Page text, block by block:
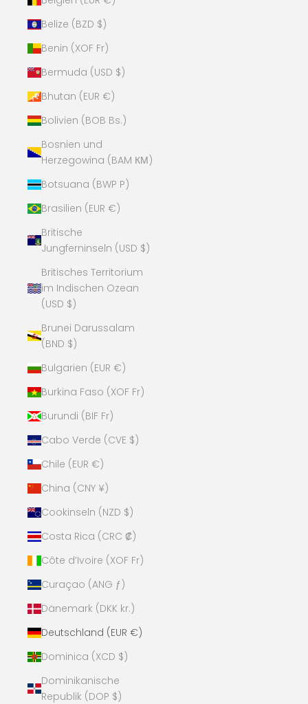
Belize (BZD $)
Benin (XOF Fr)
Bermuda (USD $)
Bhutan (EUR €)
Bolivien (BOB Bs.)
Bosnien und
Herzegowina (BAM КМ)
Botsuana (BWP P)
Brasilien (EUR €)
Britische
Jungferninseln (USD $)
Britisches Territorium
im Indischen Ozean
(USD $)
Brunei Darussalam
(BND $)
Bulgarien (EUR €)
Burkina Faso (XOF Fr)
Burundi (BIF Fr)
Cabo Verde (CVE $)
Chile (EUR €)
China (CNY ¥)
Cookinseln (NZD $)
Costa Rica (CRC ₡)
Côte d’Ivoire (XOF Fr)
Curaçao (ANG ƒ)
Dänemark (DKK kr.)
Deutschland (EUR €)
Dominica (XCD $)
Dominikanische
Republik (DOP $)